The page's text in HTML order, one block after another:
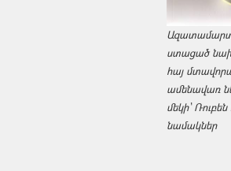
ստացած
հայ
ամենավառ
մեկի՝
նամակներ